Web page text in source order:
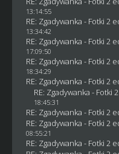
13:14:55
RE: Zgadywanka - Fotki 2
13:34:42
RE: Zgadywanka - Fotki 2
17:09:50
RE: Zgadywanka - Fotki 2
18:34:29
RE: Zgadywanka - Fotki 2
RE: Zgadywanka - Fotki
18:45:31
RE: Zgadywanka - Fotki 2
RE: Zgadywanka - Fotki 2
08:55:21
RE: Zgadywanka - Fotki 2